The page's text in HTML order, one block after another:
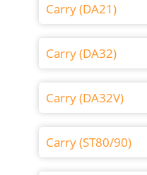
Carry (DA21)
Carry (DA32)
Carry (DA32V)
Carry (ST80/90)